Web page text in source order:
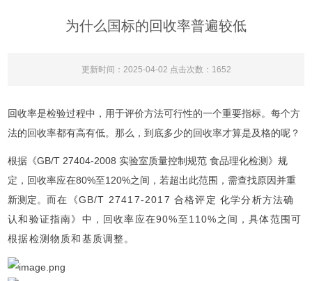
为什么国标的回收率普遍较低
更新时间：2025-04-02 点击次数：1652
回收率是检验过程中，用于评价方法可行性的一个重要指标。每个方
法的回收率都有高有低。那么，到底多少的回收率才算是及格的呢？
根据《GB/T 27404-2008 实验室质量控制规范 食品理化检测》规
定，回收率应在80%至120%之间，若超出此范围，需查找原因并重
新测定。而在《GB/T 27417-2017 合格评定 化学分析方法确
认和验证指南》中，回收率应在90%至110%之间，具体范围可
根据检测物质和基质调整。